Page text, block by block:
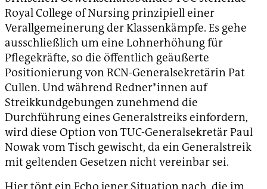
Royal College of Nursing prinzipiell einer
Verallgemeinerung der Klassenkämpfe. Es gehe
ausschließlich um eine Lohnerhöhung für
Pflegekräfte, so die öffentlich geäußerte
Positionierung von RCN-Generalsekretärin Pat
Cullen. Und während Redner*innen auf
Streikkundgebungen zunehmend die
Durchführung eines Generalstreiks einfordern,
wird diese Option von TUC-Generalsekretär Paul
Nowak vom Tisch gewischt, da ein Generalstreik
mit geltenden Gesetzen nicht vereinbar sei.